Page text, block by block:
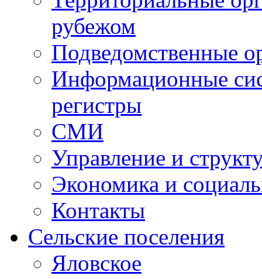
рубежом
Подведомственные
Информационные
регистры
СМИ
Управление и
Экономика и
Контакты
Сельские поселения
Яловское